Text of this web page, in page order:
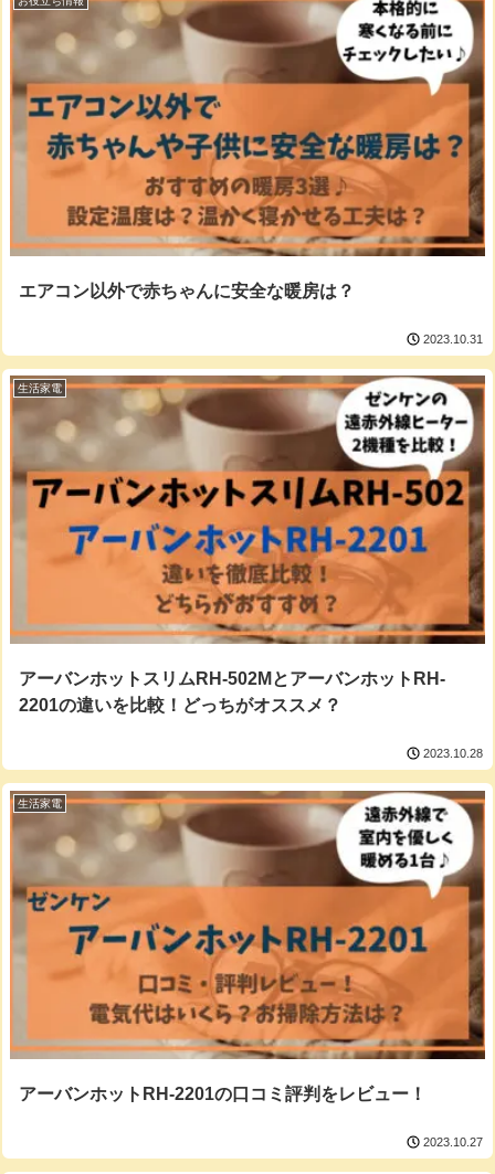
エアコン以外で赤ちゃんに安全な暖房は？
2023.10.31
生活家電
アーバンホットスリムRH-502MとアーバンホットRH-
2201の違いを比較！どっちがオススメ？
2023.10.28
生活家電
アーバンホットRH-2201の口コミ評判をレビュー！
2023.10.27